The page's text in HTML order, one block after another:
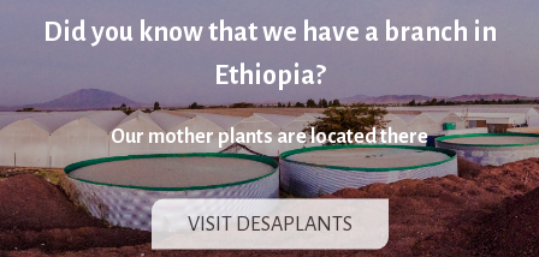
Did you know that we have a branch in
Ethiopia?
Our mother plants are located there
VISIT DESAPLANTS